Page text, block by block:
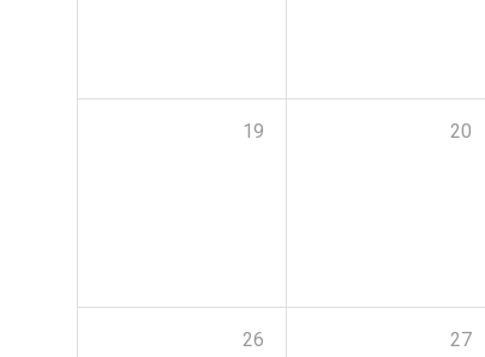
19 20
26 27